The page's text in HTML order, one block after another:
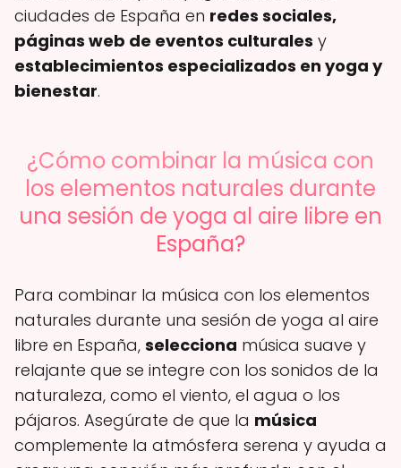
ciudades de España en redes sociales,
páginas web de eventos culturales y
establecimientos especializados en yoga y
bienestar.
¿Cómo combinar la música con
los elementos naturales durante
una sesión de yoga al aire libre en
España?
Para combinar la música con los elementos
naturales durante una sesión de yoga al aire
libre en España, selecciona música suave y
relajante que se integre con los sonidos de la
naturaleza, como el viento, el agua o los
pájaros. Asegúrate de que la música
complemente la atmósfera serena y ayuda a